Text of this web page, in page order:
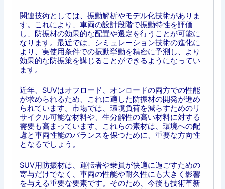
関連技術としては、振動解析やモデル化技術がありま
す。これにより、車両の設計段階で振動特性を評価
し、防振材の効果的な配置や選定を行うことが可能に
なります。最近では、シミュレーション技術の進化に
より、実使用条件での振動挙動を精密に予測し、より
効果的な防振策を講じることができるようになってい
ます。
近年、SUVはオフロード、オンロードの両方での性能
が求められるため、これに適した防振材の開発が進め
られています。市場では、環境負荷を減らすためのリ
サイクル可能な材料や、生分解性の高い材料に対する
需要も高まっています。これらの素材は、環境への配
慮と車両性能のバランスを保つために、重要な方向性
となるでしょう。
SUV用防振材は、運転者や乗員が快適に過ごすための
寄与だけでなく、車両の性能や耐久性にも大きく影響
を与える重要な要素です。そのため、今後も技術革新